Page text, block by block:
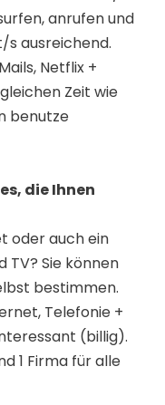
anrufen und
s ausreichend.
Netflix +
Zeit wie
benutze
die Ihnen
oder auch ein
Sie können
bestimmen.
Telefonie +
(billig).
1 Firma für alle